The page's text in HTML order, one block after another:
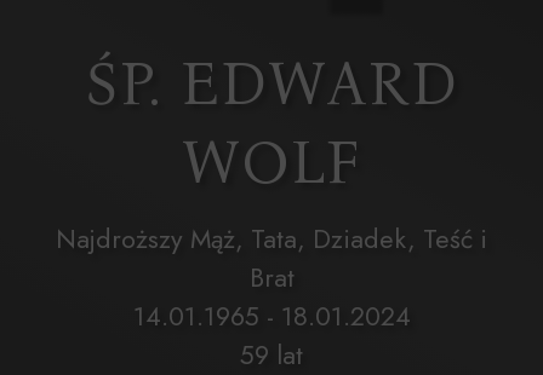
ŚP. EDWARD
WOLF
Najdroższy Mąż, Tata, Dziadek, Teść i
Brat
14.01.1965 - 18.01.2024
59 lat